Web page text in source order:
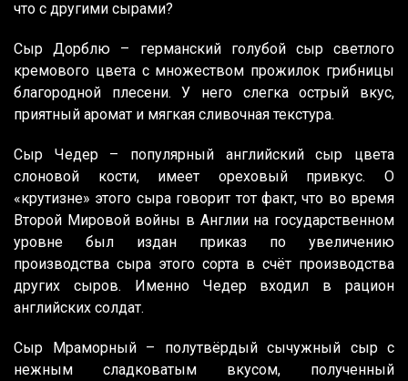
что с другими сырами?
Сыр Дорблю – германский голубой сыр светлого
кремового цвета с множеством прожилок грибницы
благородной плесени. У него слегка острый вкус,
приятный аромат и мягкая сливочная текстура.
Сыр Чедер – популярный английский сыр цвета
слоновой кости, имеет ореховый привкус. О
«крутизне» этого сыра говорит тот факт, что во время
Второй Мировой войны в Англии на государственном
уровне был издан приказ по увеличению
производства сыра этого сорта в счёт производства
других сыров. Именно Чедер входил в рацион
английских солдат.
Сыр Мраморный – полутвёрдый сычужный сыр с
нежным сладковатым вкусом, полученный